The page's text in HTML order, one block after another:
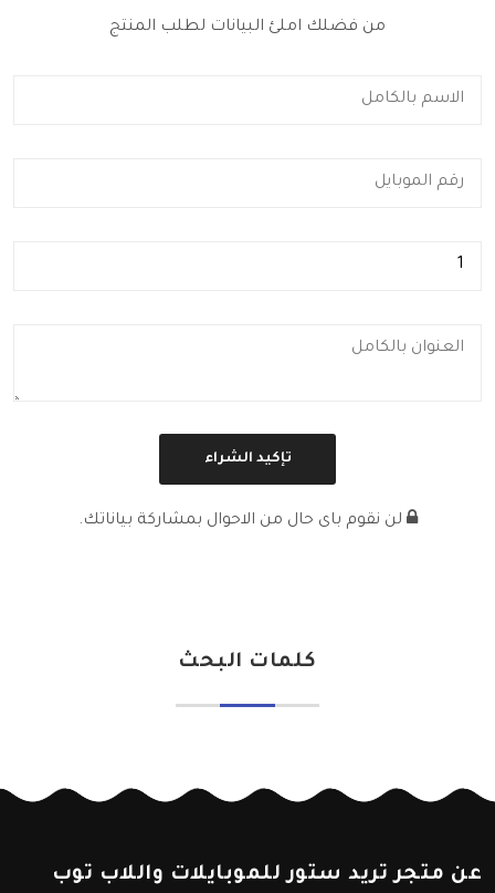
من فضلك املئ البيانات لطلب المنتج
لن نقوم باى حال من الاحوال بمشاركة بياناتك.
كلمات البحث
عن متجر تريد ستور للموبايلات واللاب توب